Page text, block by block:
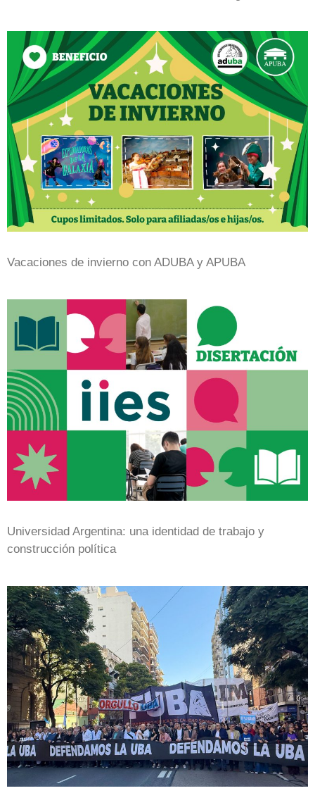
Vacaciones de invierno con ADUBA y APUBA
Universidad Argentina: una identidad de trabajo y
construcción política